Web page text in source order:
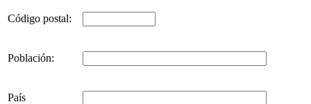
Código postal:
Población:
País